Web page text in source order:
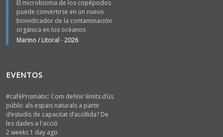
El microbioma de los copépodos
puede convertirse en un nuevo
bioindicador de la contaminación
orgánica en los océanos
Marino / Litoral-2026
EVENTOS
#cafèPrismàtic: Com definir límits d’ús
públic als espais naturals a partir
d’estudis de capacitat d’acollida? De
les dades a l'acció
2 weeks 1 day ago